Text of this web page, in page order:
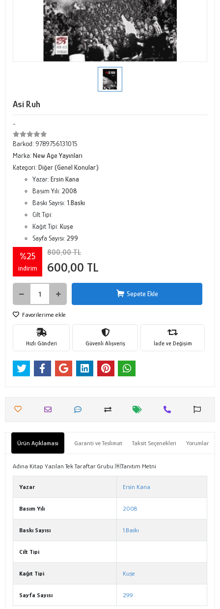
Asi Ruh
-
Barkod: 9789756131015
Marka: New Age Yayınları
Kategori: Diğer (Genel Konular)
Yazar: Ersin Kana
Basım Yılı: 2008
Baskı Sayısı: 1.Baskı
Cilt Tipi:
Kağıt Tipi: Kuşe
Sayfa Sayısı: 299
%25
indirim
800,00 TL
600,00 TL
Sepete Ekle
Favorilerime ekle
Hızlı Gönderi Güvenli Alışveriş İade ve Değişim
Ürün Açıklaması Garanti ve Teslimat Taksit Seçenekleri Yorumlar
Adına Kitap Yazılan Tek Taraftar Grubu ￼Tanıtım Metni
Yazar Ersin Kana
Basım Yılı 2008
Baskı Sayısı 1.Baskı
Cilt Tipi
Kağıt Tipi Kuşe
Sayfa Sayısı 299